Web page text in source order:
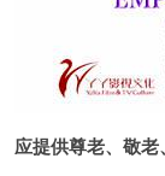
应提供尊老、敬